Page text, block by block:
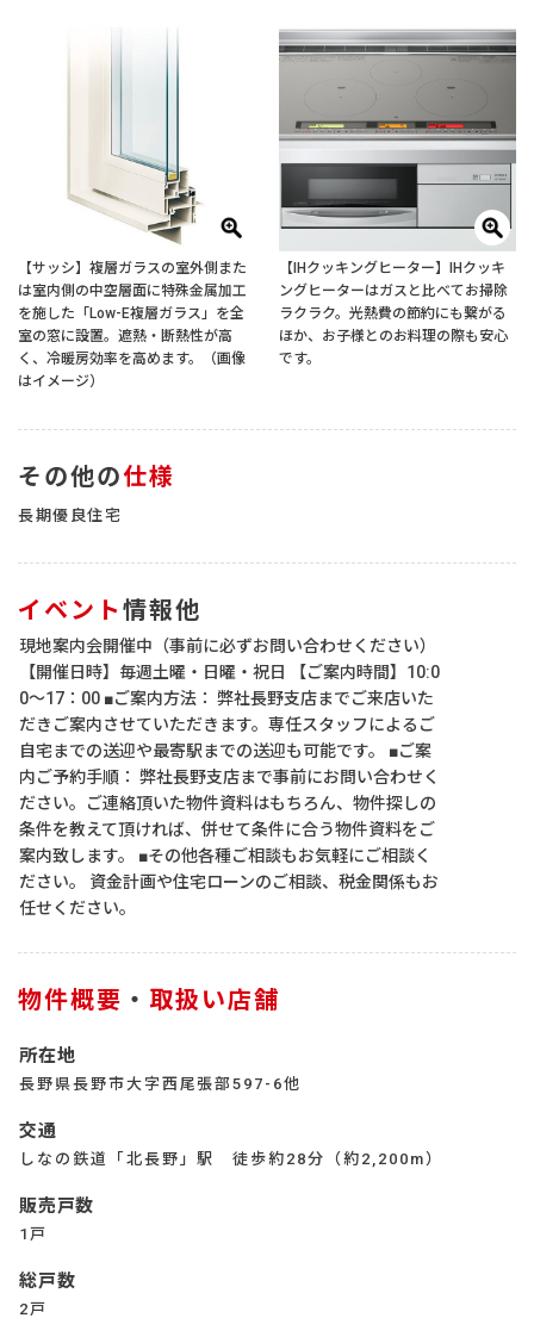
【サッシ】複層ガラスの室外側また
は室内側の中空層面に特殊金属加工
を施した「Low-E複層ガラス」を全
室の窓に設置。遮熱・断熱性が高
く、冷暖房効率を高めます。（画像
はイメージ）
【IHクッキングヒーター】IHクッキ
ングヒーターはガスと比べてお掃除
ラクラク。光熱費の節約にも繋がる
ほか、お子様とのお料理の際も安心
です。
その他の仕様
長期優良住宅
イベント 情報他
現地案内会開催中（事前に必ずお問い合わせください）
【開催日時】毎週土曜・日曜・祝日 【ご案内時間】10:0
0～17：00 ■ご案内方法： 弊社長野支店までご来店いた
だきご案内させていただきます。専任スタッフによるご
自宅までの送迎や最寄駅までの送迎も可能です。 ■ご案
内ご予約手順： 弊社長野支店まで事前にお問い合わせく
ださい。ご連絡頂いた物件資料はもちろん、物件探しの
条件を教えて頂ければ、併せて条件に合う物件資料をご
案内致します。 ■その他各種ご相談もお気軽にご相談く
ださい。 資金計画や住宅ローンのご相談、税金関係もお
任せください。
物件概要 ・ 取扱い店舗
所在地
長野県長野市大字西尾張部597-6他
交通
しなの鉄道「北長野」駅 徒歩約28分（約2,200m）
販売戸数
1戸
総戸数
2戸